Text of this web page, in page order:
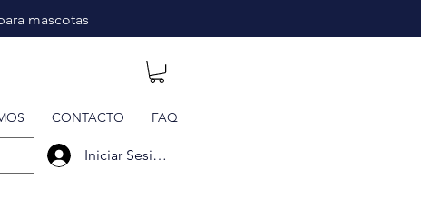
mascotas
CONTACTO FAQ
Iniciar Sesión